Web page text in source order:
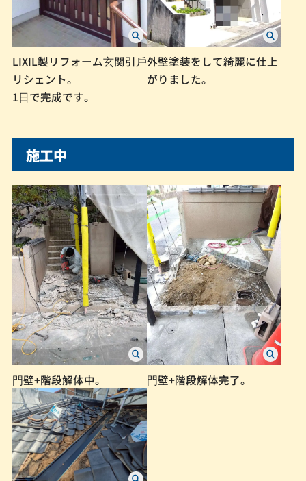
LIXIL製リフォーム⽞関引⼾
リシェント。
1⽇で完成です。
外壁塗装をして綺麗に仕上
がりました。
施工中
⾨壁+階段解体中。 ⾨壁+階段解体完了。